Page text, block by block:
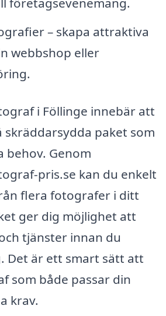
– skapa attraktiva
webbshop eller
i Föllinge innebär att
skräddarsydda paket som
behov. Genom
pris.se kan du enkelt
flera fotografer i ditt
ger dig möjlighet att
tjänster innan du
Det är ett smart sätt att
som både passar din
krav.